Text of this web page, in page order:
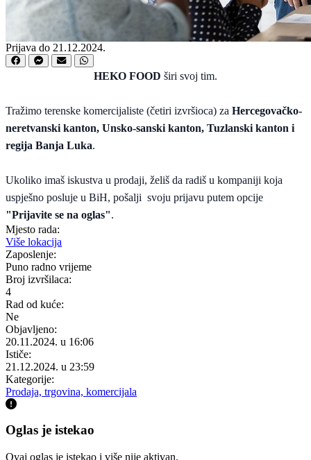
Prijava do 21.12.2024.
HEKO FOOD širi svoj tim.
Tražimo terenske komercijaliste (četiri izvršioca) za Hercegovačko-
neretvanski kanton, Unsko-sanski kanton, Tuzlanski kanton i
regija Banja Luka.
Ukoliko imaš iskustva u prodaji, želiš da radiš u kompaniji koja
uspješno posluje u BiH, pošalji svoju prijavu putem opcije
"Prijavite se na oglas".
Mjesto rada:
Više lokacija
Zaposlenje:
Puno radno vrijeme
Broj izvršilaca:
4
Rad od kuće:
Ne
Objavljeno:
20.11.2024. u 16:06
Ističe:
21.12.2024. u 23:59
Kategorije:
Prodaja, trgovina, komercijala
Oglas je istekao
Ovaj oglas je istekao i više nije aktivan.